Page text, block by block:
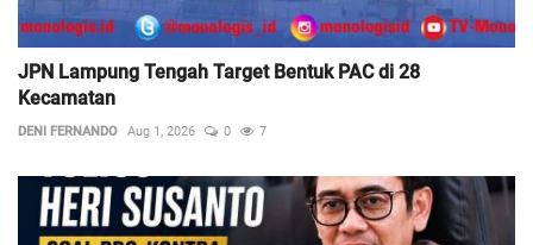
JPN Lampung Tengah Target Bentuk PAC di 28
Kecamatan
DENI FERNANDO Aug 1, 2026 0 7